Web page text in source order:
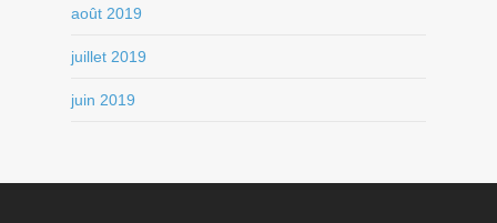
août 2019
juillet 2019
juin 2019